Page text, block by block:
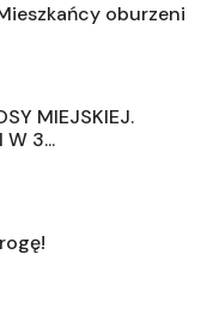
oburzeni
MIEJSKIEJ.
W 3...